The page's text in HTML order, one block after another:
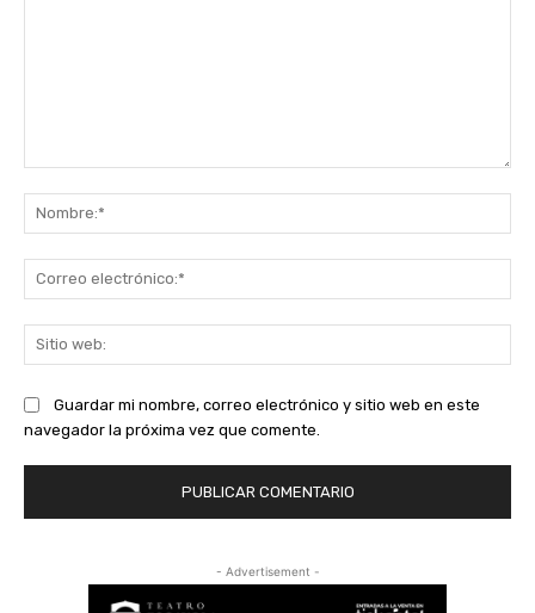
Guardar mi nombre, correo electrónico y sitio web en este
navegador la próxima vez que comente.
- Advertisement -